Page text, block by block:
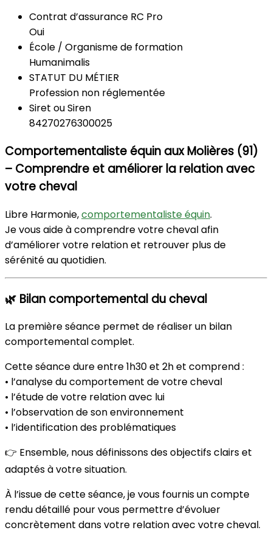
Contrat d’assurance RC Pro
Oui
École / Organisme de formation
Humanimalis
STATUT DU MÉTIER
Profession non réglementée
Siret ou Siren
84270276300025
Comportementaliste équin aux Molières (91)
– Comprendre et améliorer la relation avec
votre cheval
Libre Harmonie,comportementaliste équin.
Je vous aide à comprendre votre cheval afin
d’améliorer votre relation et retrouver plus de
sérénité au quotidien.
🌿 Bilan comportemental du cheval
La première séance permet de réaliser un bilan
comportemental complet.
Cette séance dure entre 1h30 et 2h et comprend :
• l’analyse du comportement de votre cheval
• l’étude de votre relation avec lui
• l’observation de son environnement
• l’identification des problématiques
👉 Ensemble, nous définissons des objectifs clairs et
adaptés à votre situation.
À l’issue de cette séance, je vous fournis un compte
rendu détaillé pour vous permettre d’évoluer
concrètement dans votre relation avec votre cheval.